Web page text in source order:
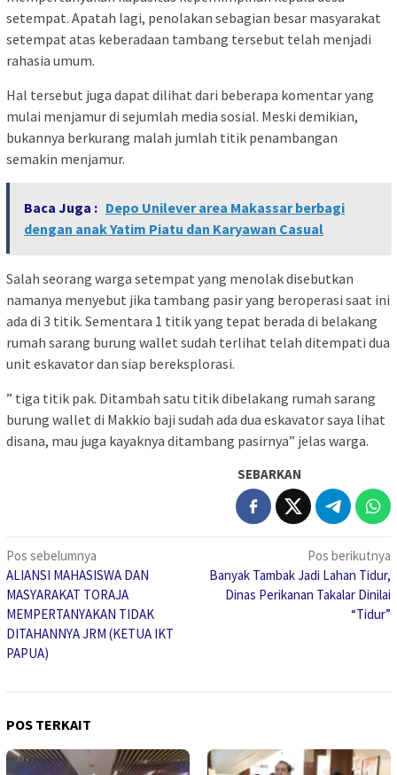
setempat. Apatah lagi, penolakan sebagian besar masyarakat
setempat atas keberadaan tambang tersebut telah menjadi
rahasia umum.
Hal tersebut juga dapat dilihat dari beberapa komentar yang
mulai menjamur di sejumlah media sosial. Meski demikian,
bukannya berkurang malah jumlah titik penambangan
semakin menjamur.
Baca Juga : Depo Unilever area Makassar berbagi
dengan anak Yatim Piatu dan Karyawan Casual
Salah seorang warga setempat yang menolak disebutkan
namanya menyebut jika tambang pasir yang beroperasi saat ini
ada di 3 titik. Sementara 1 titik yang tepat berada di belakang
rumah sarang burung wallet sudah terlihat telah ditempati dua
unit eskavator dan siap bereksplorasi.
” tiga titik pak. Ditambah satu titik dibelakang rumah sarang
burung wallet di Makkio baji sudah ada dua eskavator saya lihat
disana, mau juga kayaknya ditambang pasirnya” jelas warga.
SEBARKAN
Navigasi
pos
Pos sebelumnya
ALIANSI MAHASISWA DAN
MASYARAKAT TORAJA
MEMPERTANYAKAN TIDAK
DITAHANNYA JRM (KETUA IKT
PAPUA)
Pos berikutnya
Banyak Tambak Jadi Lahan Tidur,
Dinas Perikanan Takalar Dinilai
“Tidur”
POS TERKAIT